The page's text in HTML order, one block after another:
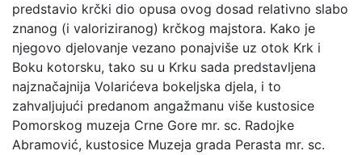
predstavio krčki dio opusa ovog dosad relativno slabo
znanog (i valoriziranog) krčkog majstora. Kako je
njegovo djelovanje vezano ponajviše uz otok Krk i
Boku kotorsku, tako su u Krku sada predstavljena
najznačajnija Volarićeva bokeljska djela, i to
zahvaljujući predanom angažmanu više kustosice
Pomorskog muzeja Crne Gore mr. sc. Radojke
Abramović, kustosice Muzeja grada Perasta mr. sc.